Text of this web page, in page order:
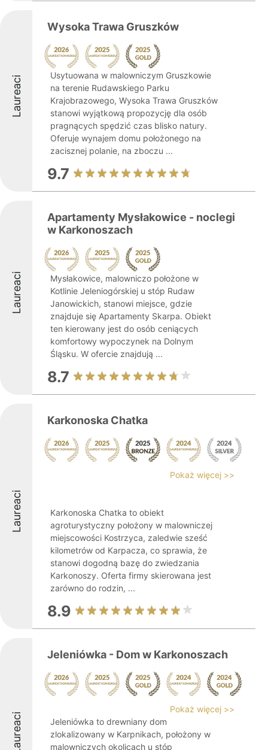
Laureaci
Wysoka Trawa Gruszków
Usytuowana w malowniczym Gruszkowie
na terenie Rudawskiego Parku
Krajobrazowego, Wysoka Trawa Gruszków
stanowi wyjątkową propozycję dla osób
pragnących spędzić czas blisko natury.
Oferuje wynajem domu położonego na
zacisznej polanie, na zboczu ...
9.7
Laureaci
Apartamenty Mysłakowice - noclegi
w Karkonoszach
Mysłakowice, malowniczo położone w
Kotlinie Jeleniogórskiej u stóp Rudaw
Janowickich, stanowi miejsce, gdzie
znajduje się Apartamenty Skarpa. Obiekt
ten kierowany jest do osób ceniących
komfortowy wypoczynek na Dolnym
Śląsku. W ofercie znajdują ...
8.7
Laureaci
Karkonoska Chatka
Pokaż więcej >>
Karkonoska Chatka to obiekt
agroturystyczny położony w malowniczej
miejscowości Kostrzyca, zaledwie sześć
kilometrów od Karpacza, co sprawia, że
stanowi dogodną bazę do zwiedzania
Karkonoszy. Oferta firmy skierowana jest
zarówno do rodzin, ...
8.9
Laureaci
Jeleniówka - Dom w Karkonoszach
Pokaż więcej >>
Jeleniówka to drewniany dom
zlokalizowany w Karpnikach, położony w
malowniczych okolicach u stóp